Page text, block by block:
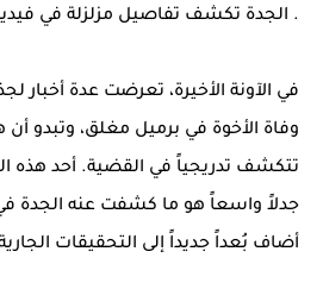
. الجدة تكشف تفاصيل مزلزلة في
في الآونة الأخيرة، تعرضت عدة أخبار
وفاة الأخوة في برميل مغلق، وتبدو
تتكشف تدريجياً في القضية. أحد هذه
جدلاً واسعاً هو ما كشفت عنه الجدة في
أضاف بُعداً جديداً إلى التحقيقات